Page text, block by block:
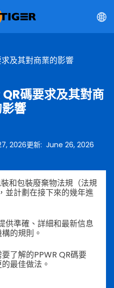
及其對商業的影響
碼要求及其對商
響
2026更新: June 26, 2026
和包裝廢棄物法規（法規
並計劃在接下來的幾年進
供準確、詳細和最新信息
的規則。
了解的PPWR QR碼要
最佳做法。